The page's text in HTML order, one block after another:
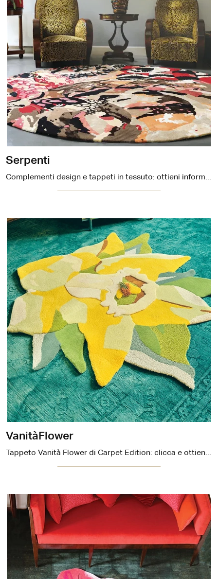
Serpenti
Complementi design e tappeti in tessuto: ottieni informazioni sul modello Serpenti di Carpet Edition e potrai completare i tuoi interni.
VanitàFlower
Tappeto Vanità Flower di Carpet Edition: clicca e ottieni informazioni sui Complementi e tappeti design in tessuto del noto e rinomato marchio!